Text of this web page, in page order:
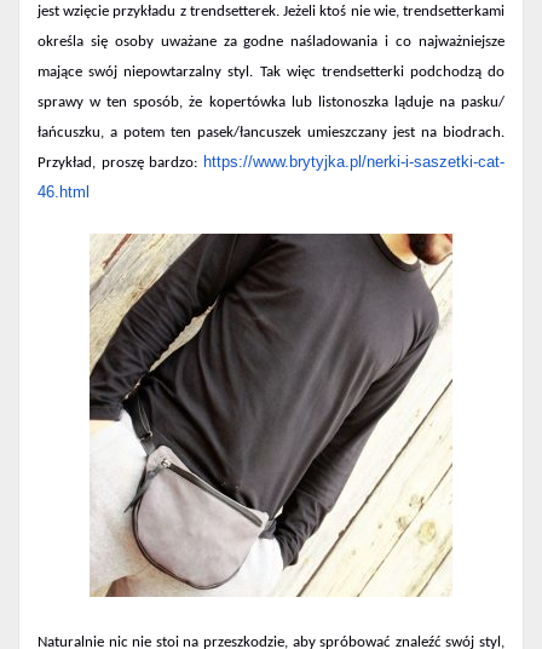
jest wzięcie przykładu z trendsetterek. Jeżeli ktoś nie wie, trendsetterkami
określa się osoby uważane za godne naśladowania i co najważniejsze
mające swój niepowtarzalny styl. Tak więc trendsetterki podchodzą do
sprawy w ten sposób, że kopertówka lub listonoszka ląduje na pasku/
łańcuszku, a potem ten pasek/łancuszek umieszczany jest na biodrach.
Przykład, proszę bardzo: https://www.brytyjka.pl/nerki-i-saszetki-cat-
46.html
Naturalnie nic nie stoi na przeszkodzie, aby spróbować znaleźć swój styl,